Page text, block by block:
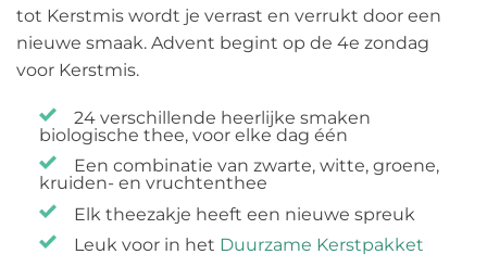
tot Kerstmis wordt je verrast en verrukt door een
nieuwe smaak. Advent begint op de 4e zondag
voor Kerstmis.
24 verschillende heerlijke smaken
biologische thee, voor elke dag één
Een combinatie van zwarte, witte, groene,
kruiden- en vruchtenthee
Elk theezakje heeft een nieuwe spreuk
Leuk voor in het Duurzame Kerstpakket